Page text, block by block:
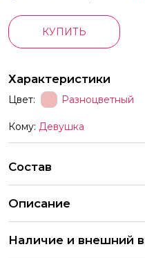
КУПИТЬ
Характеристики
Цвет: Разноцветный
Кому: Девушка
Состав
Описание
продаём шары только
Наличие и внешний